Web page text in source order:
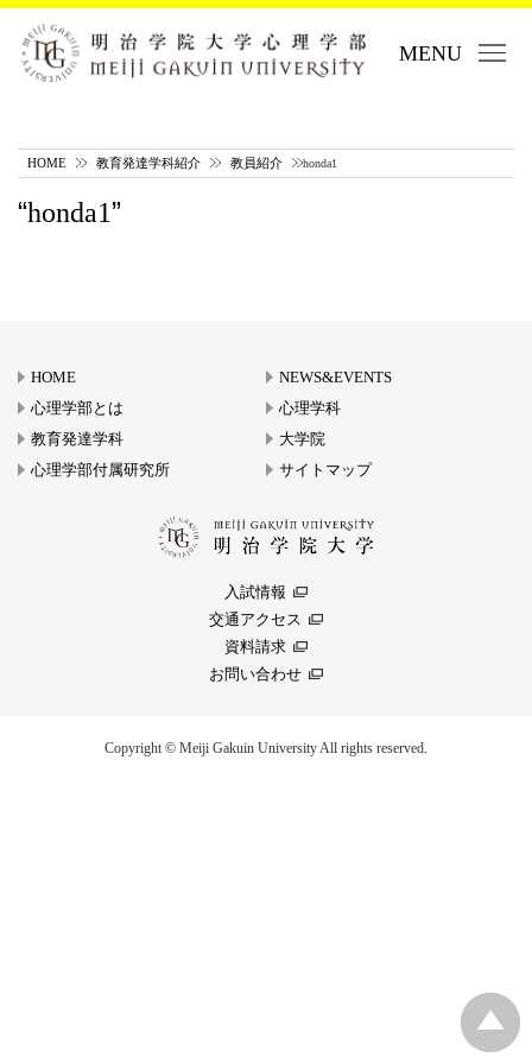
MENU
HOME 教育発達学科紹介 教員紹介 honda1
honda1
HOME
NEWS&EVENTS
心理学部とは
心理学科
教育発達学科
大学院
心理学部付属研究所
サイトマップ
入試情報
交通アクセス
資料請求
お問い合わせ
Copyright © Meiji Gakuin University All rights reserved.